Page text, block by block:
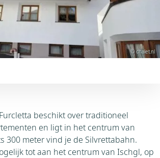
© chalet.nl
beschikt over traditioneel
en ligt in het centrum van
300 meter vind je de Silvrettabahn.
tot aan het centrum van Ischgl, op